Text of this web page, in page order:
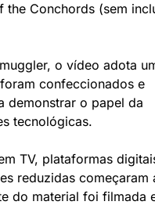
the Conchords (sem
o vídeo adota
confeccionados e
demonstrar o papel da
tecnológicas.
TV, plataformas
reduzidas começaram
do material foi filmada